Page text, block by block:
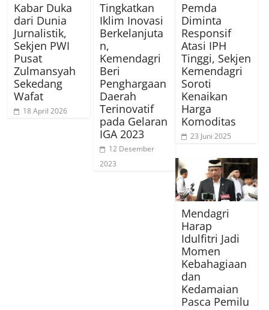
Kabar Duka
dari Dunia
Jurnalistik,
Sekjen PWI
Pusat
Zulmansyah
Sekedang
Wafat
18 April 2026
Tingkatkan
Iklim Inovasi
Berkelanjuta
n,
Kemendagri
Beri
Penghargaan
Daerah
Terinovatif
pada Gelaran
IGA 2023
12 Desember
2023
Pemda
Diminta
Responsif
Atasi IPH
Tinggi, Sekjen
Kemendagri
Soroti
Kenaikan
Harga
Komoditas
23 Juni 2025
Mendagri
Harap
Idulfitri Jadi
Momen
Kebahagiaan
dan
Kedamaian
Pasca Pemilu